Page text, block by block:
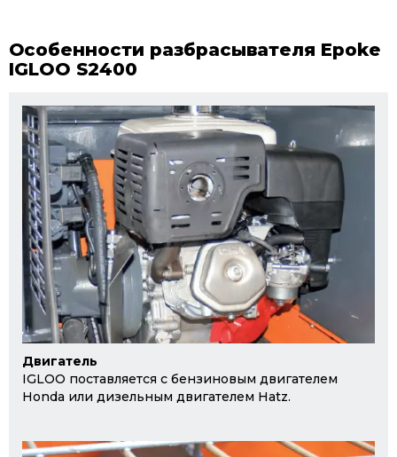
Особенности разбрасывателя Epoke
IGLOO S2400
Двигатель
IGLOO поставляется с бензиновым двигателем
Honda или дизельным двигателем Hatz.